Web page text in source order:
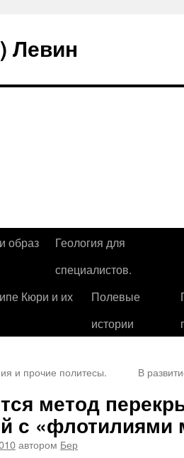
Левин
образ
Геология для
специалистов.
Кюри и их
Полевые
истории
и прочие политесы. В
метод
с «флотилиями
автором Бер